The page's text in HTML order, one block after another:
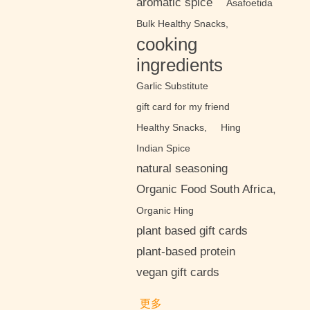
Asafoetida
Bulk Healthy Snacks,
cooking
ingredients
Garlic Substitute
gift card for my friend
Healthy Snacks,
Hing
Indian Spice
natural seasoning
Organic Food South Africa,
Organic Hing
plant based gift cards
plant-based protein
vegan gift cards
更多